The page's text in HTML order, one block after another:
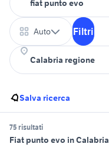
Auto Filtri
Salva ricerca
75 risultati
Fiat punto evo in Calabria